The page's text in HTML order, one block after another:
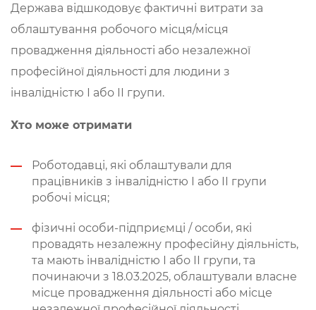
Держава відшкодовує фактичні витрати за
облаштування робочого місця/місця
провадження діяльності або незалежної
професійної діяльності для людини з
інвалідністю І або ІІ групи.
Хто може отримати
Роботодавці, які облаштували для
працівників з інвалідністю І або ІІ групи
робочі місця;
фізичні особи-підприємці / особи, які
провадять незалежну професійну діяльність,
та мають інвалідністю І або ІІ групи, та
починаючи з 18.03.2025, облаштували власне
місце провадження діяльності або місце